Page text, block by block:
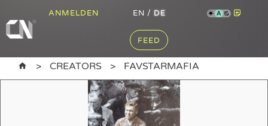
FEED
ANMELDEN EN / DE A
CREATORS FAVSTARMAFIA